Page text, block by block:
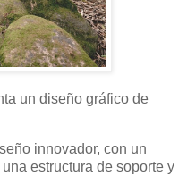
un diseño gráfico de
innovador, con un
estructura de soporte y